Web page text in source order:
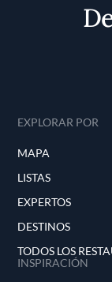
EXPLORAR POR
MAPA
LISTAS
EXPERTOS
DESTINOS
TODOS LOS
INSPIRACIÓN